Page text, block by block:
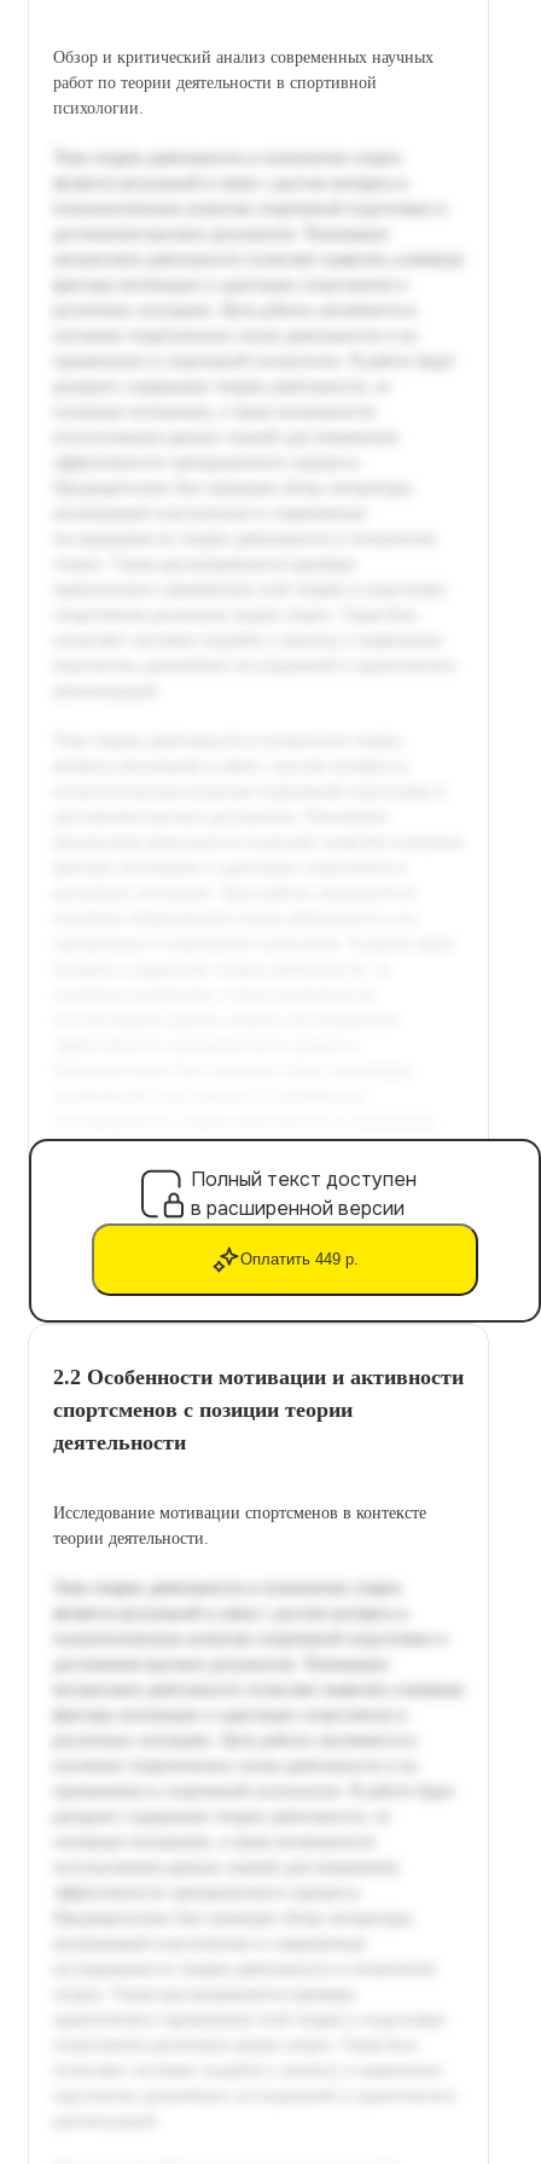
Обзор и критический анализ современных научных
работ по теории деятельности в спортивной
психологии.
Полный текст доступен
в расширенной версии
Оплатить 449 р.
2.2 Особенности мотивации и активности
спортсменов с позиции теории
деятельности
Исследование мотивации спортсменов в контексте
теории деятельности.